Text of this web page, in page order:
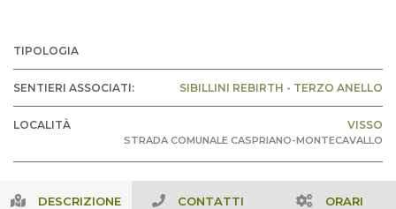
TIPOLOGIA
SENTIERI ASSOCIATI: SIBILLINI REBIRTH - TERZO ANELLO
LOCALITÀ VISSO
STRADA COMUNALE CASPRIANO-MONTECAVALLO
DESCRIZIONE CONTATTI ORARI